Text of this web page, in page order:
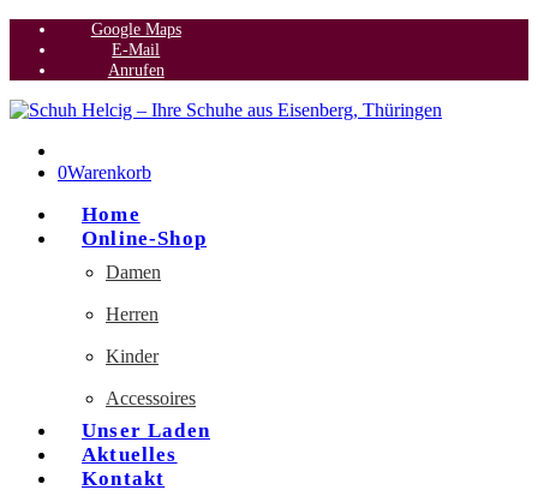
Google Maps
E-Mail
Anrufen
0Warenkorb
Home
Online-Shop
Damen
Herren
Kinder
Accessoires
Unser Laden
Aktuelles
Kontakt